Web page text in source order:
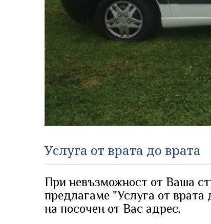
Услуга от врата до врата
При невъзможност от Ваша
предлагаме "Услуга от
на посочен от Вас адрес.